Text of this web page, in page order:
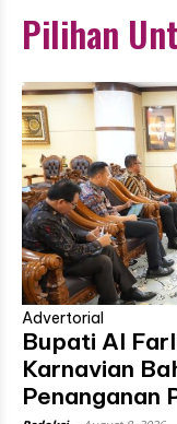
Pilihan
Advertorial
Bupati Al
Karnavian
Penanganan